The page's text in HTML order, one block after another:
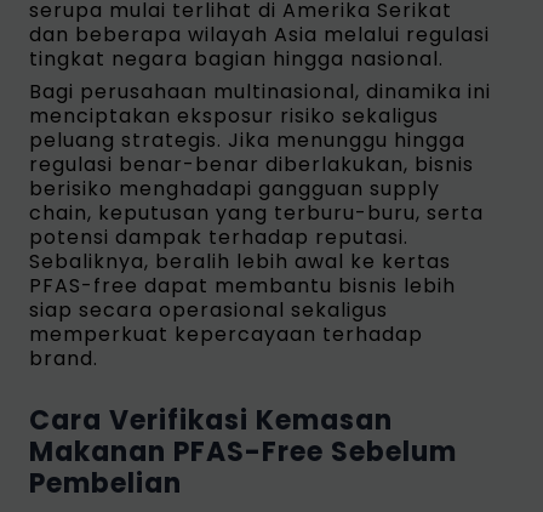
serupa mulai terlihat di Amerika Serikat
dan beberapa wilayah Asia melalui regulasi
tingkat negara bagian hingga nasional.
Bagi perusahaan multinasional, dinamika ini
menciptakan eksposur risiko sekaligus
peluang strategis. Jika menunggu hingga
regulasi benar-benar diberlakukan, bisnis
berisiko menghadapi gangguan supply
chain, keputusan yang terburu-buru, serta
potensi dampak terhadap reputasi.
Sebaliknya, beralih lebih awal ke kertas
PFAS-free dapat membantu bisnis lebih
siap secara operasional sekaligus
memperkuat kepercayaan terhadap
brand.
Cara Verifikasi Kemasan
Makanan PFAS-Free Sebelum
Pembelian